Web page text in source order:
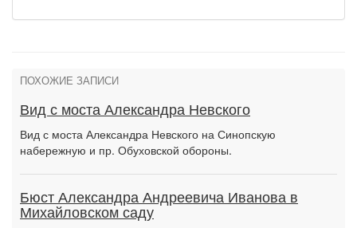
ПОХОЖИЕ ЗАПИСИ
Вид с моста Александра Невского
Вид с моста Александра Невского на Синопскую
набережную и пр. Обуховской обороны.
Бюст Александра Андреевича Иванова в
Михайловском саду